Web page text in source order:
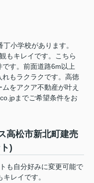
小学校があります。
もキレイです。こちら
す。前面道路6m以上
もラクラクです。高徳
をアクア不動産が叶え
までご希望条件をお
高松市新北町建売
)
も自分好みに変更可能で
レイです。